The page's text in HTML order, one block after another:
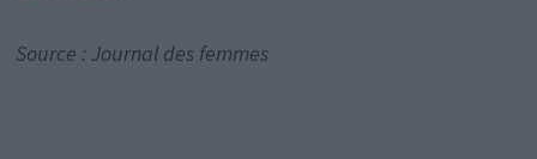
Source : Journal des femmes